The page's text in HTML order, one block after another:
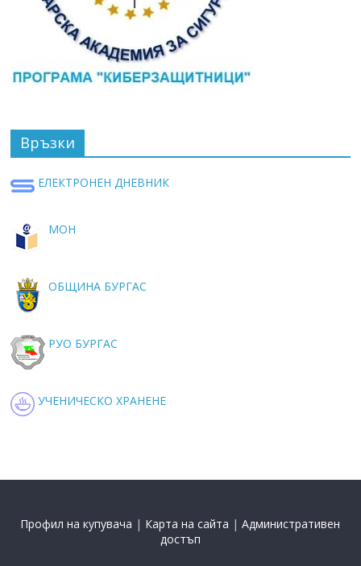
Връзки
ЕЛЕКТРОНЕН ДНЕВНИК
МОН
ОБЩИНА БУРГАС
РУО БУРГАС
УЧЕНИЧЕСКО ХРАНЕНЕ
Профил на купувача | Карта на сайта |Административен
достъп